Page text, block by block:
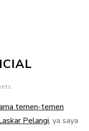
temen-temen
Pelangi, ya saya